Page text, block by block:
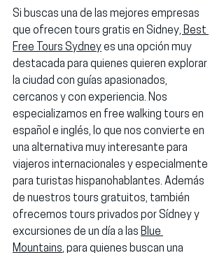
Si buscas una de las mejores empresas
que ofrecen tours gratis en Sidney, Best
Free Tours Sydney es una opción muy
destacada para quienes quieren explorar
la ciudad con guías apasionados,
cercanos y con experiencia. Nos
especializamos en free walking tours en
español e inglés, lo que nos convierte en
una alternativa muy interesante para
viajeros internacionales y especialmente
para turistas hispanohablantes. Además
de nuestros tours gratuitos, también
ofrecemos tours privados por Sídney y
excursiones de un día a las Blue
Mountains, para quienes buscan una